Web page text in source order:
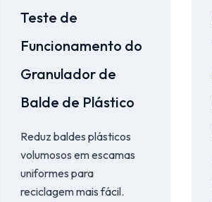
Teste de
Funcionamento do
Granulador de
Balde de Plástico
Reduz baldes plásticos
volumosos em escamas
uniformes para
reciclagem mais fácil.